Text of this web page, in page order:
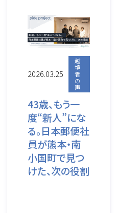
2026.03.25
越
境
者
の
声
43歳、もう一
度“新人”にな
る。日本郵便社
員が熊本・南
小国町で見つ
けた、次の役割